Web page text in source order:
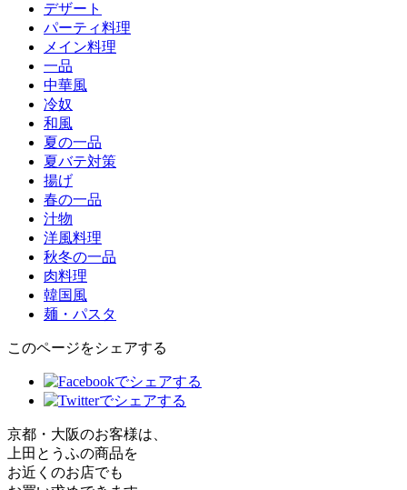
デザート
パーティ料理
メイン料理
一品
中華風
冷奴
和風
夏の一品
夏バテ対策
揚げ
春の一品
汁物
洋風料理
秋冬の一品
肉料理
韓国風
麺・パスタ
このページをシェアする
京都・大阪のお客様は、
上田とうふの商品を
お近くのお店でも